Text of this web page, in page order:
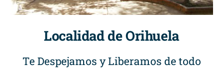
Localidad de Orihuela
Te Despejamos y Liberamos de todo